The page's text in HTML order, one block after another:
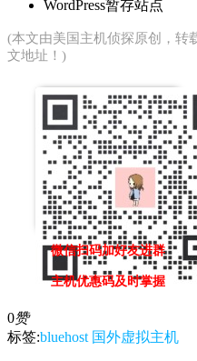
WordPress暂存站点
(本文由美国主机侦探原创，转
文地址！)
微信扫码加好友进群
主机优惠码及时掌握
0赞
标签:bluehost 国外虚拟主机